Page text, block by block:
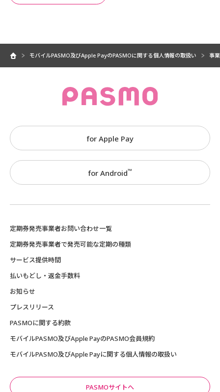
モバイルPASMO及びApple PayのPASMOに関する個人情報の取扱い 事
for Apple Pay
for Android™
定期券発売事業者お問い合わせ一覧
定期券発売事業者で発売可能な定期の種類
サービス提供時間
払いもどし・返金手数料
お知らせ
プレスリリース
PASMOに関する約款
モバイルPASMO及びApple PayのPASMO会員規約
モバイルPASMO及びApple Payに関する個人情報の取扱い
PASMOサイトへ